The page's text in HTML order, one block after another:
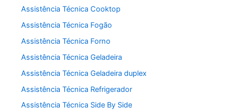
Assistência Técnica Cooktop
Assistência Técnica Fogão
Assistência Técnica Forno
Assistência Técnica Geladeira
Assistência Técnica Geladeira duplex
Assistência Técnica Refrigerador
Assistência Técnica Side By Side